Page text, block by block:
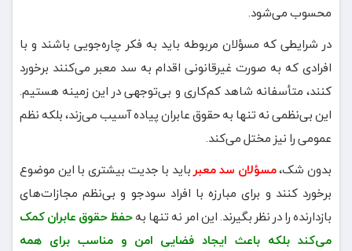
محسوب می‌شود.
در شرایطی که مسؤلان مربوطه باید به فکر چاره‌جویی باشند و با
افرادی که به صورت غیرقانونی اقدام به سد معبر می‌کنند برخورد
کنند، متأسفانه شاهد کم‌کاری و بی‌توجهی در این زمینه هستیم.
این بی‌نظمی نه تنها به حقوق عابران پیاده آسیب می‌زند، بلکه نظم
عمومی را نیز مختل می‌کند.
بدون شک،مسؤلان سد معبرباید با جدیت بیشتری با این موضوع
برخورد کنند و برای مبارزه با افراد سودجو و بی‌نظم مجازات‌های
بازدارنده را در نظر بگیرند. این امر نه تنها بهحفظ حقوق عابران کمک
می‌کند بلکه باعث ایجاد فضایی امن و مناسب برای همه